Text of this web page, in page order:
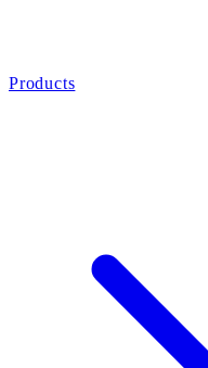
Products